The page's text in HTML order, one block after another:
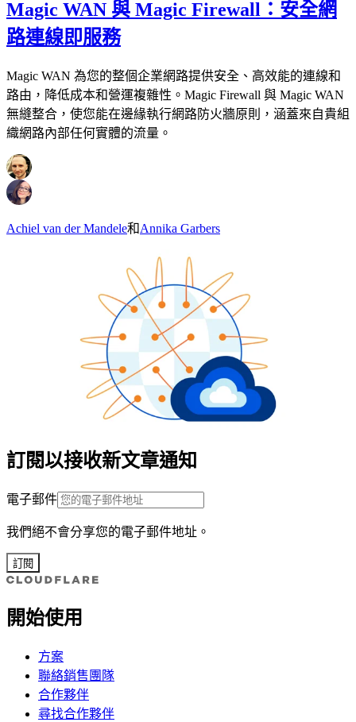
Magic WAN 與 Magic Firewall：安全網
路連線即服務
Magic WAN 為您的整個企業網路提供安全、高效能的連線和
路由，降低成本和營運複雜性。Magic Firewall 與 Magic WAN
無縫整合，使您能在邊緣執行網路防火牆原則，涵蓋來自貴組
織網路內部任何實體的流量。
Achiel van der Mandele和Annika Garbers
訂閱以接收新文章通知
電子郵件
我們絕不會分享您的電子郵件地址。
訂閱
開始使用
方案
聯絡銷售團隊
合作夥伴
尋找合作夥伴